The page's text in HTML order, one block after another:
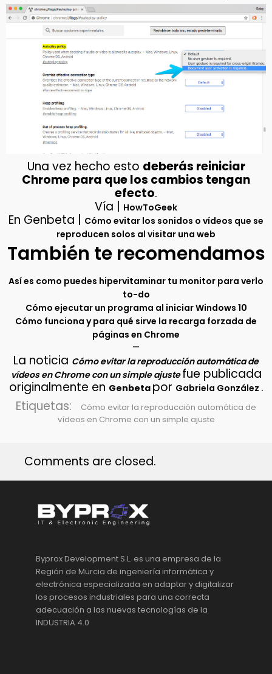
Una vez hecho esto deberás reiniciar
Chrome para que los cambios tengan
efecto.
Vía |
HowToGeek
En Genbeta |
Cómo evitar los sonidos o vídeos que se
reproducen solos al visitar una web
También te recomendamos
Así es como puedes hipervitaminar tu monitor para verlo
to-do
Cómo ejecutar un programa al iniciar Windows 10
Cómo funciona y para qué sirve la recarga forzada de
páginas en Chrome
–
La noticia Cómo evitar la reproducción automática de
vídeos en Chrome con un simple ajustefue publicada
originalmente en Genbeta por Gabriela González .
Etiquetas:
Cómo evitar la reproducción automática de
vídeos en Chrome con un simple ajuste
Comments are closed.
Byprox Development S.L. es una empresa de la
Región de Murcia de ingeniería informática y
electrónica especializada en adaptar y digitalizar
los procesos industriales para una correcta
adecuación a las nuevas tecnologías de la
INDUSTRIA 4.0